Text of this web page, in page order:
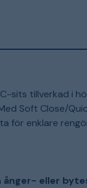
sits tillverkad i
Soft Close/
för enklare
ånger- eller